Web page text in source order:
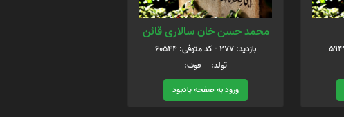
محمد حسن خان سالاری قائن
بازدید: 277 - کد متوفی: 60544
تولد: فوت:
ورود به صفحه یادبود